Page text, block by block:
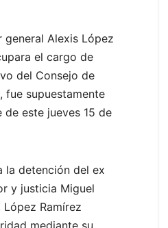
general Alexis López
el cargo de
del Consejo de
fue supuestamente
este jueves 15 de
la detención del ex
y justicia Miguel
López Ramírez